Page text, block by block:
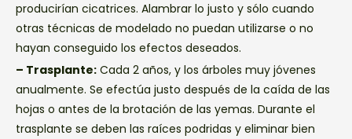
producirían cicatrices. Alambrar lo justo y sólo cuando
otras técnicas de modelado no puedan utilizarse o no
hayan conseguido los efectos deseados.
– Trasplante: Cada 2 años, y los árboles muy jóvenes
anualmente. Se efectúa justo después de la caída de las
hojas o antes de la brotación de las yemas. Durante el
trasplante se deben las raíces podridas y eliminar bien